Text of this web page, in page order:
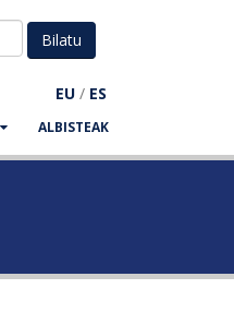
EU / ES
ALBISTEAK